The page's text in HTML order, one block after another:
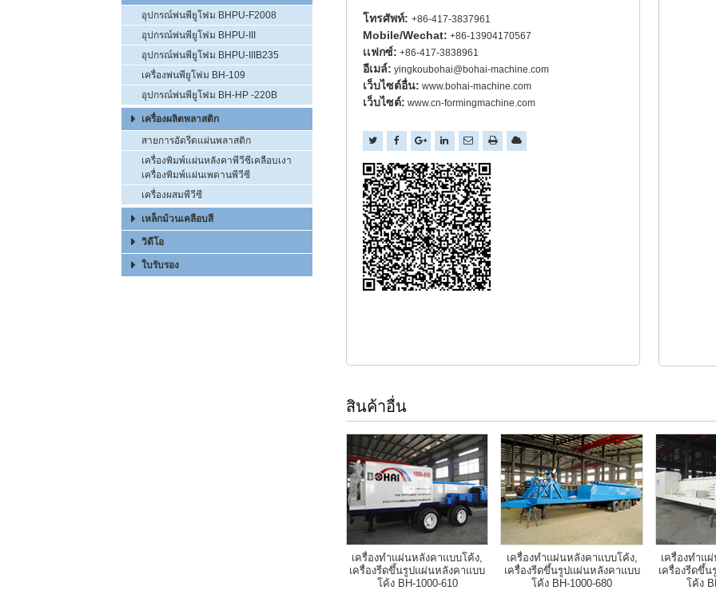
โทรศัพท์: +86-417-3837961
Mobile/Wechat: +86-13904170567
เเฟกซ์: +86-417-3838961
อีเมล์: yingkoubohai@bohai-machine.com
เว็บไซต์อื่น: www.bohai-machine.com
เว็บไซต์: www.cn-formingmachine.com
สินค้าอื่น
เครื่องทำแผ่นหลังคาแบบโค้ง,
เครื่องรีดขึ้นรูปแผ่นหลังคาแบบ
โค้ง BH-1000-610
เครื่องทำแผ่นหลังคาแบบโค้ง,
เครื่องรีดขึ้นรูปแผ่นหลังคาแบบ
โค้ง BH-1000-680
เครื่องทำแ
เครื่องรีดขึ้
โค้ง
อุปกรณ์พ่นพียูโฟม BHPU-F2008
อุปกรณ์พ่นพียูโฟม BHPU-III
อุปกรณ์พ่นพียูโฟม BHPU-IIIB235
เครื่องพ่นพียูโฟม BH-109
อุปกรณ์พ่นพียูโฟม BH-HP -220B
เครื่องผลิตพลาสติก
สายการอัดรีดแผ่นพลาสติก
เครื่องพิมพ์แผ่นหลังคาพีวีซีเคลือบเงา
เครื่องพิมพ์แผ่นเพดานพีวีซี
เครื่องผสมพีวีซี
เหล็กม้วนเคลือบสี
วิดีโอ
ใบรับรอง